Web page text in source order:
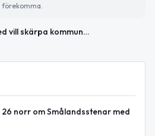
förekomma.
Gislaved vill skärpa kommunens nya nödvattenplan
norr om Smålandsstenar med